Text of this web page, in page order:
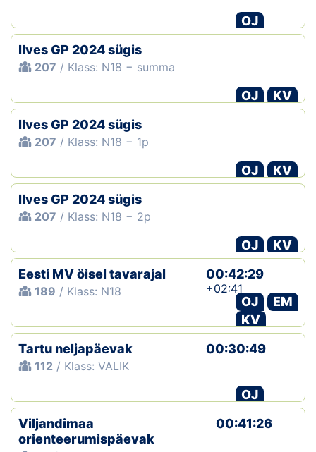
OJ
Ilves GP 2024 sügis
207 / Klass: N18 − summa
OJ
KV
Ilves GP 2024 sügis
207 / Klass: N18 − 1p
OJ
KV
Ilves GP 2024 sügis
207 / Klass: N18 − 2p
OJ
KV
Eesti MV öisel tavarajal
189 / Klass: N18
00:42:29
+02:41
OJ
EM
KV
Tartu neljapäevak
112 / Klass: VALIK
00:30:49
OJ
Viljandimaa
orienteerumispäevak
00:41:26